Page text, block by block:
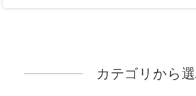
カテゴリから